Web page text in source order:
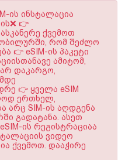
ის ინსტალაცია
👉
ქვემოთ
რომ შეძლო
👉 eSIM-ის პაკეტი
ამიტომ,
დაკარგო,
👉 ყველა eSIM
ერთხელ,
არც SIM-ის აღდგენა
გადატანა. ასეთ
ის რეგისტრაციაა
ვიდეო
ქვემოთ. დააჭირე